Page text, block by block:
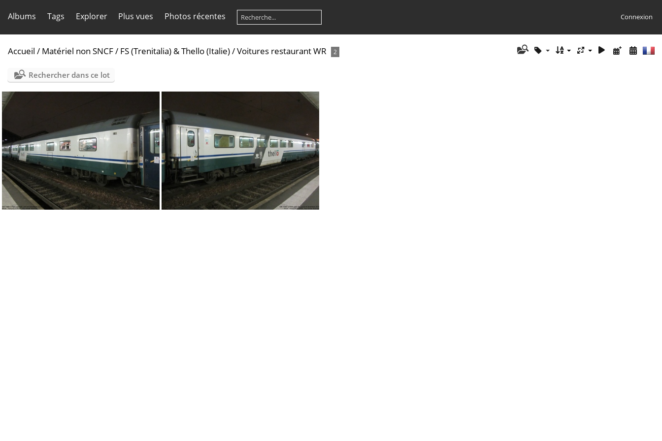
Albums Tags Explorer Plus vues Photos récentes Connexion
Accueil / Matériel non SNCF/ FS (Trenitalia) & Thello (Italie)/Voitures restaurant WR 2
Rechercher dans ce lot